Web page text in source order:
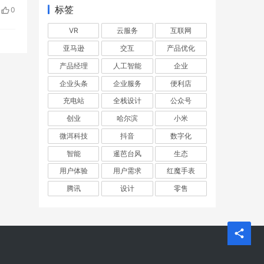
0 标签
VR 云服务
互联网
亚马逊
交互
产品优化
产品经理
人工智能
企业
企业头条
企业服务
便利店
充电站
全栈设计
公众号
创业
哈尔滨
小米
微洱科技
抖音
数字化
智能
暹芭台风
生态
用户体验
用户需求
红魔手表
腾讯
设计 零售